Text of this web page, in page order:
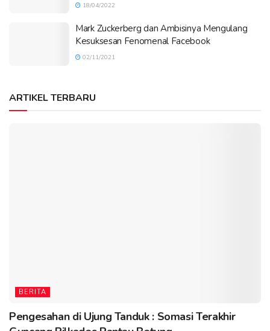
18/04/2022
Mark Zuckerberg dan Ambisinya Mengulang
Kesuksesan Fenomenal Facebook
02/11/2021
ARTIKEL TERBARU
BERITA
Pengesahan di Ujung Tanduk : Somasi Terakhir